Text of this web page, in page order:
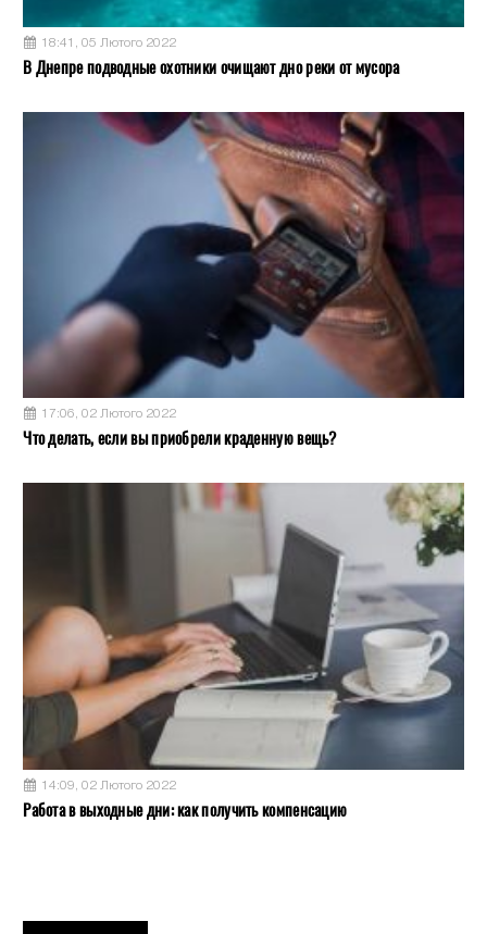
18:41, 05 Лютого 2022
В Днепре подводные охотники очищают дно реки от мусора
17:06, 02 Лютого 2022
Что делать, если вы приобрели краденную вещь?
14:09, 02 Лютого 2022
Работа в выходные дни: как получить компенсацию